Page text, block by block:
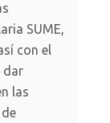
SUME,
con el
dar
las